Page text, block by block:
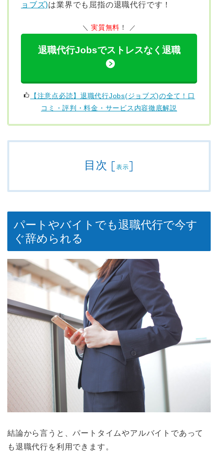
ョブズ)は業界でも屈指の退職代行です！
実質無料 ！
退職代行Jobsでストレスなく退職
【注意点必読】退職代行Jobs(ジョブズ)の全て！口
コミ・評判・料金・サービス内容徹底解説
目次 [表示]
パートやバイトでも退職代行で今す
ぐ辞められる
結論から言うと、パートタイムやアルバイトであって
も退職代行を利用できます。